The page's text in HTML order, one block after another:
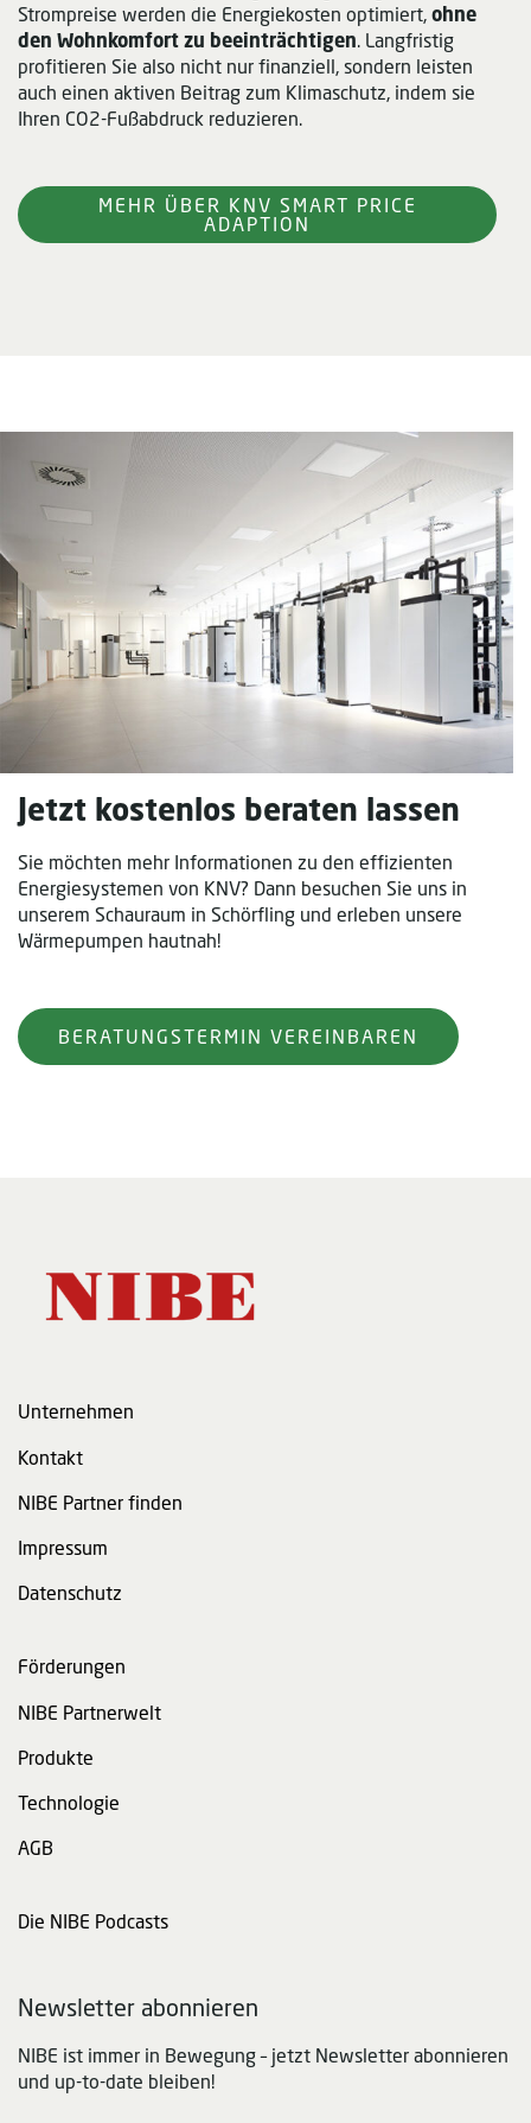
Strompreise werden die Energiekosten optimiert, ohne
den Wohnkomfort zu beeinträchtigen . Langfristig
profitieren Sie also nicht nur finanziell, sondern leisten
auch einen aktiven Beitrag zum Klimaschutz, indem sie
Ihren CO2-Fußabdruck reduzieren.
MEHR ÜBER KNV SMART PRICE
ADAPTION
Jetzt kostenlos beraten lassen
Sie möchten mehr Informationen zu den effizienten
Energiesystemen von KNV? Dann besuchen Sie uns in
unserem Schauraum in Schörfling und erleben unsere
Wärmepumpen hautnah!
BERATUNGSTERMIN VEREINBAREN
Unternehmen
Kontakt
NIBE Partner finden
Impressum
Datenschutz
Förderungen
NIBE Partnerwelt
Produkte
Technologie
AGB
Die NIBE Podcasts
Newsletter abonnieren
NIBE ist immer in Bewegung – jetzt Newsletter abonnieren
und up-to-date bleiben!